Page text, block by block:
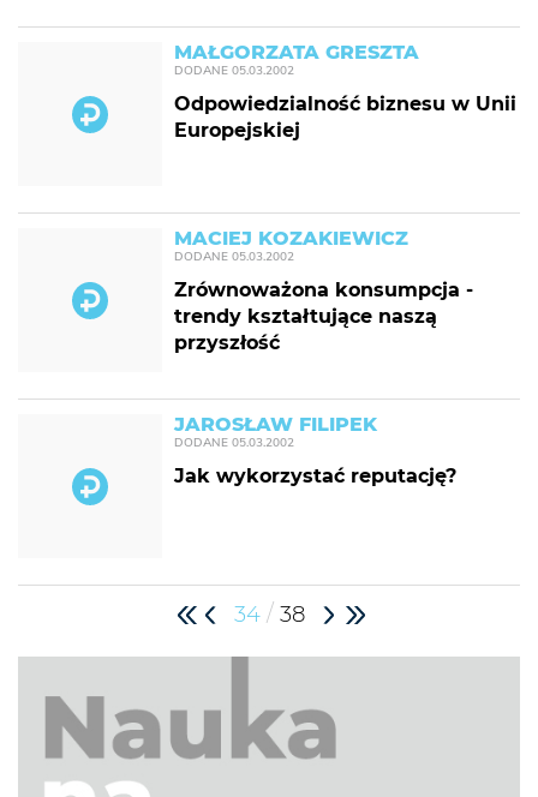
MAŁGORZATA GRESZTA
DODANE 05.03.2002
Odpowiedzialność biznesu w Unii
Europejskiej
MACIEJ KOZAKIEWICZ
DODANE 05.03.2002
Zrównoważona konsumpcja -
trendy kształtujące naszą
przyszłość
JAROSŁAW FILIPEK
DODANE 05.03.2002
Jak wykorzystać reputację?
34 / 38